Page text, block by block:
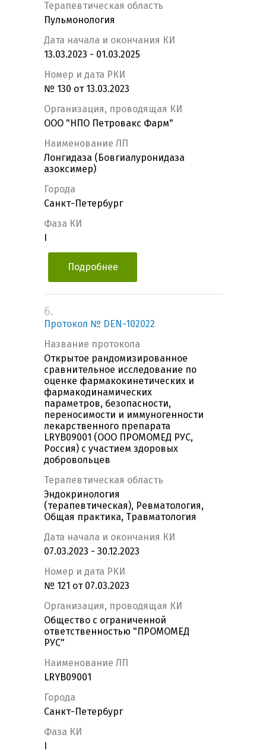
Терапевтическая область
Пульмонология
Дата начала и окончания КИ
13.03.2023 - 01.03.2025
Номер и дата РКИ
№ 130 от 13.03.2023
Организация, проводящая КИ
ООО "НПО Петровакс Фарм"
Наименование ЛП
Лонгидаза (Бовгиалуронидаза
азоксимер)
Города
Санкт-Петербург
Фаза КИ
Подробнее
6.
Протокол № DEN-102022
Название протокола
Открытое рандомизированное
сравнительное исследование по
оценке фармакокинетических и
фармакодинамических
параметров, безопасности,
переносимости и иммуногенности
лекарственного препарата
LRYB09001 (ООО ПРОМОМЕД РУС,
Россия) с участием здоровых
добровольцев
Терапевтическая область
Эндокринология
(терапевтическая), Ревматология,
Общая практика, Травматология
Дата начала и окончания КИ
07.03.2023 - 30.12.2023
Номер и дата РКИ
№ 121 от 07.03.2023
Организация, проводящая КИ
Общество с ограниченной
ответственностью "ПРОМОМЕД
РУС"
Наименование ЛП
LRYB09001
Города
Санкт-Петербург
Фаза КИ